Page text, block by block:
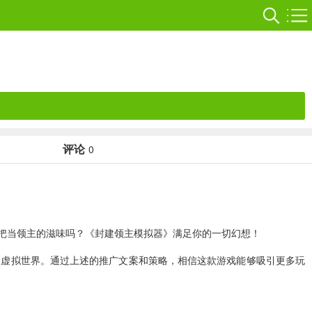
评论 0
领主的滋味吗？《封建领主模拟器》满足你的一切幻想！
拟世界。通过上述的推广文案和策略，相信这款游戏能够吸引更多玩